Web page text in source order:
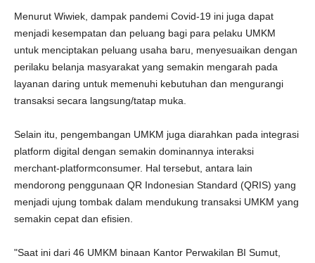
Menurut Wiwiek, dampak pandemi Covid-19 ini juga dapat
menjadi kesempatan dan peluang bagi para pelaku UMKM
untuk menciptakan peluang usaha baru, menyesuaikan dengan
perilaku belanja masyarakat yang semakin mengarah pada
layanan daring untuk memenuhi kebutuhan dan mengurangi
transaksi secara langsung/tatap muka.
Selain itu, pengembangan UMKM juga diarahkan pada integrasi
platform digital dengan semakin dominannya interaksi
merchant-platformconsumer. Hal tersebut, antara lain
mendorong penggunaan QR Indonesian Standard (QRIS) yang
menjadi ujung tombak dalam mendukung transaksi UMKM yang
semakin cepat dan efisien.
"Saat ini dari 46 UMKM binaan Kantor Perwakilan BI Sumut,